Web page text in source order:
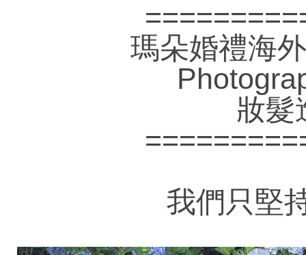
瑪朵婚禮海
妝
我們只堅